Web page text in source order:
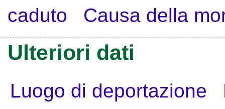
caduto
Causa della
Ulteriori dati
Luogo di deportazione